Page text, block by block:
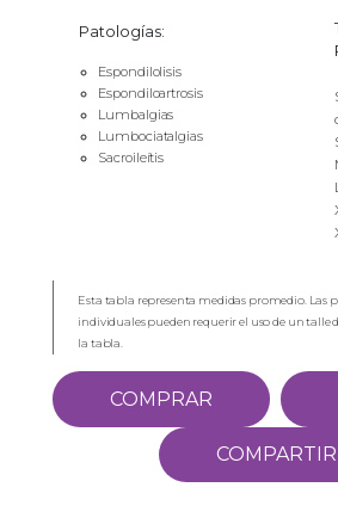
Patologías:
Espondilolisis
Espondiloartrosis
Lumbalgias
Lumbociatalgias
Sacroileítis
Esta tabla representa medidas promedio. Las
individuales pueden requerir el uso de un talle
la tabla.
COMPRAR
COMPARTIR